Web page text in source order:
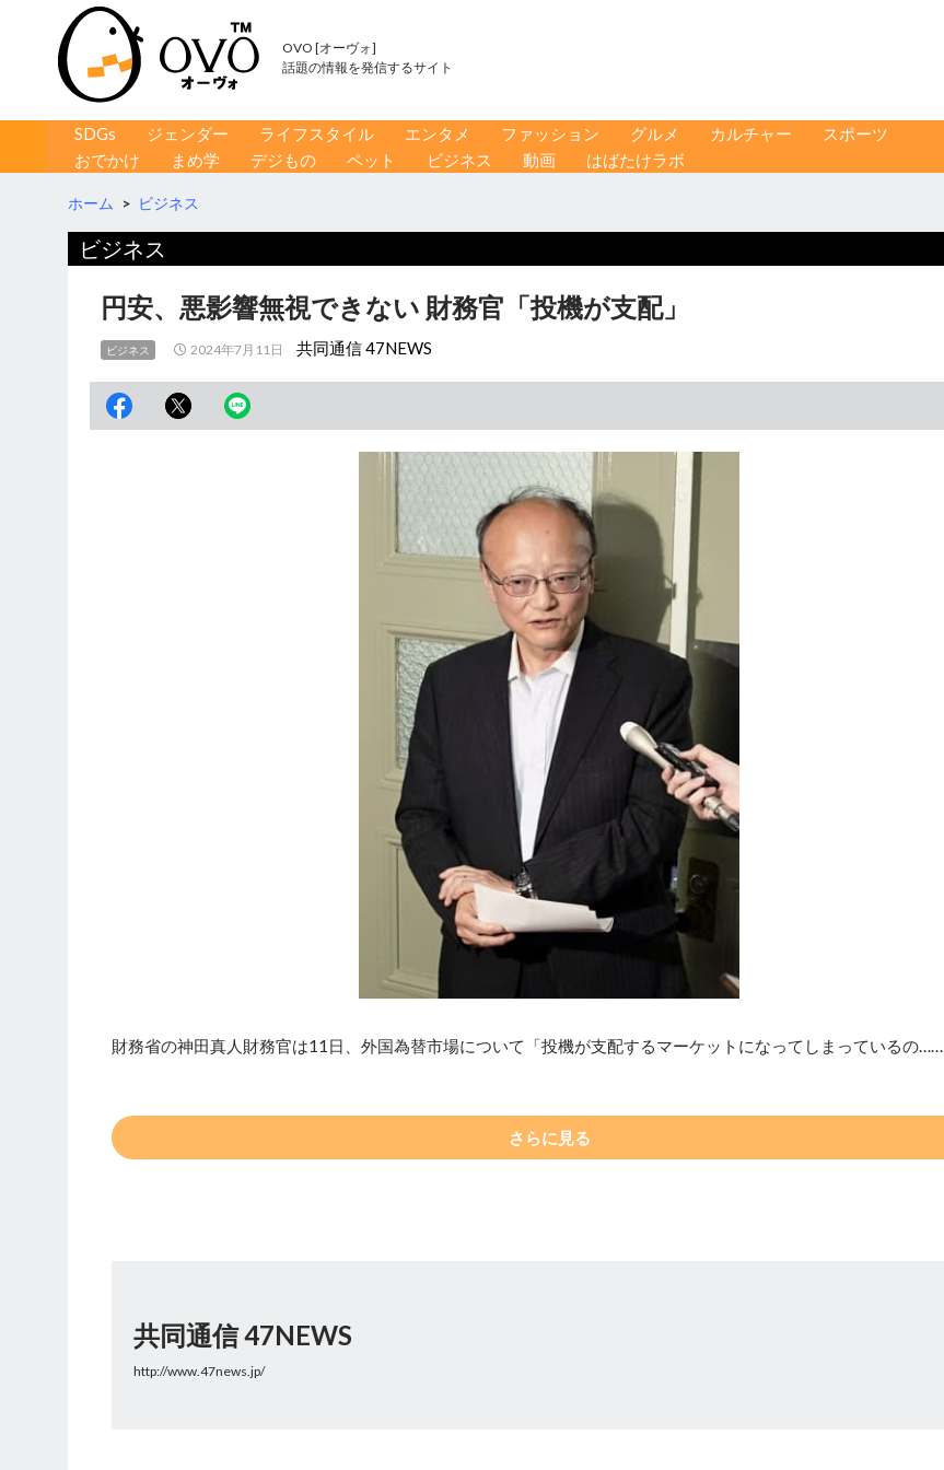
OVO [オーヴォ]
話題の情報を発信するサイト
コンテンツへ移動
SDGs ジェンダー ライフスタイル エンタメ ファッション グルメ カルチャー
スポーツ
おでかけ
まめ学 デジもの ペット ビジネス 動画 はばたけラボ
ホーム > ビジネス
ビジネス
円安、悪影響無視できない 財務官「投機が支配」
ビジネス 2024年7月11日 共同通信 47NEWS
財務省の神田真人財務官は11日、外国為替市場について「投機が支配するマーケットになってしまっているの……
さらに見る
共同通信 47NEWS
http://www.47news.jp/